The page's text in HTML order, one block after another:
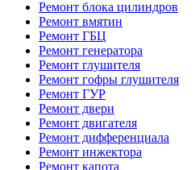
Ремонт блока цилиндров
Ремонт вмятин
Ремонт ГБЦ
Ремонт генератора
Ремонт глушителя
Ремонт гофры глушителя
Ремонт ГУР
Ремонт двери
Ремонт двигателя
Ремонт дифференциала
Ремонт инжектора
Ремонт капота